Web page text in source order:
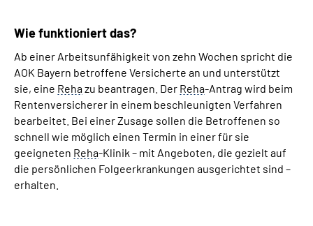
Wie funktioniert das?
Ab einer Arbeitsunfähigkeit von zehn Wochen spricht die
AOK Bayern betroffene Versicherte an und unterstützt
sie, eine Rehazu beantragen. Der Reha-Antrag wird beim
Rentenversicherer in einem beschleunigten Verfahren
bearbeitet. Bei einer Zusage sollen die Betroffenen so
schnell wie möglich einen Termin in einer für sie
geeigneten Reha-Klinik – mit Angeboten, die gezielt auf
die persönlichen Folgeerkrankungen ausgerichtet sind –
erhalten.